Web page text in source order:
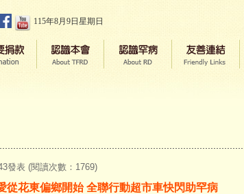
115年8月9日星期日
發表 (閱讀次數：1769)
從花東偏鄉開始 全聯行動超市車快閃助罕病